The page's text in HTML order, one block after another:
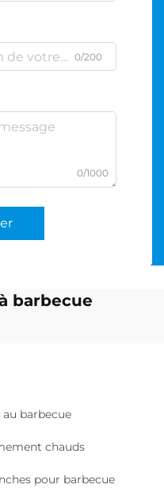
0/200
0/1000
barbecue
barbecue
chauds
pour barbecue